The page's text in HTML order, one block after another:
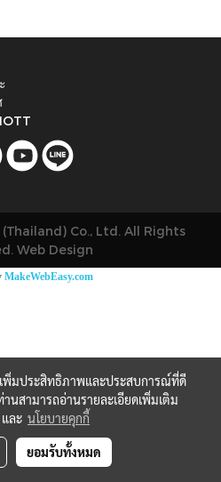
Co., Ltd. All Rights
Web Design
MakeWebEasy.com
เพิ่มประสิทธิภาพและประสบการณ์ที่ดี
นสามารถอ่านรายละเอียดเพิ่มเติม
และ นโยบายคุกกี้
ยอมรับทั้งหมด